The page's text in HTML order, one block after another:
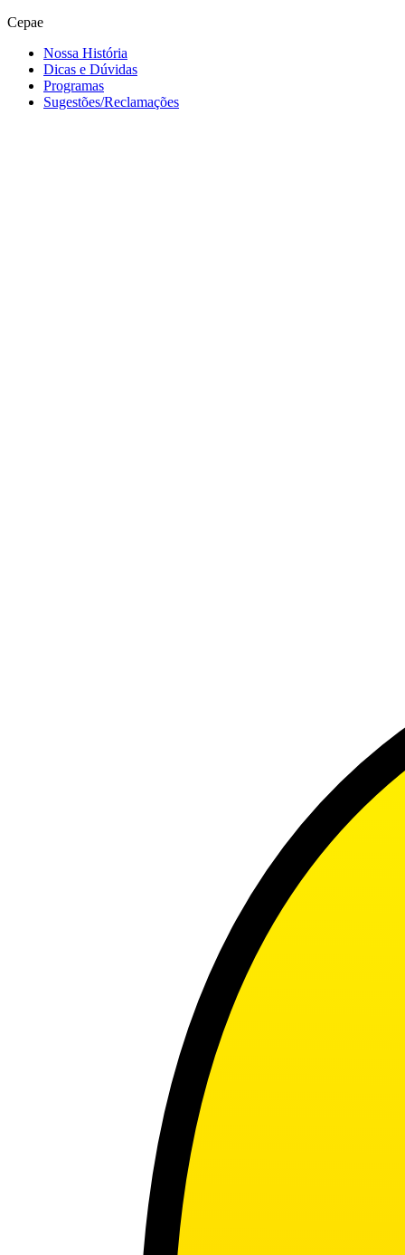
Cepae
Nossa História
Dicas e Dúvidas
Programas
Sugestões/Reclamações